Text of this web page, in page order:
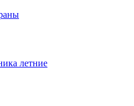
летние